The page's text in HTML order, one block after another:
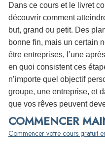
Dans ce cours et le livret
découvrir comment
but, grand ou petit. Des
bonne fin, mais un certain
être entreprises, l’une
en quoi consistent ces
n’importe quel objectif
groupe, une entreprise, et
que vos rêves peuvent
COMMENCER
Commencer votre cours gratuit